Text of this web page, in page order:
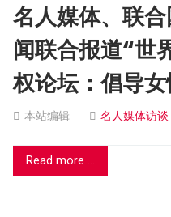
名人媒体、联
闻联合报道“世
权论坛：倡导
本站编辑 名人媒体访谈
Read more ...